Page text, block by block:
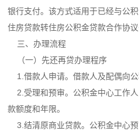
银行支付。该方式适用于已经与公
住房贷款转住房公积金贷款合作协
三、办理流程
（一）先还再贷办理程序
1.借款人申请。借款人及配偶向公
2.受理和预审。公积金中心工作
款额度和年限。
3.结清原商业贷款。公积金中心